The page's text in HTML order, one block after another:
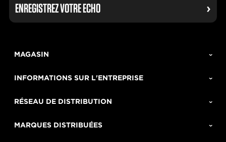
ENREGISTREZ VOTRE ECHO
MAGASIN
INFORMATIONS SUR L'ENTREPRISE
RÉSEAU DE DISTRIBUTION
MARQUES DISTRIBUÉES